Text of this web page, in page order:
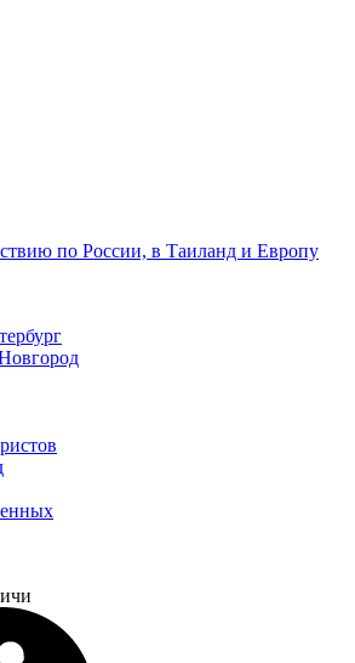
по России, в Таиланд и Европу